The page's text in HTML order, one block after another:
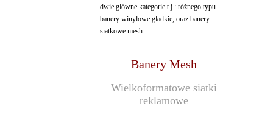
dwie główne kategorie t.j.: różnego typu
banery winylowe gładkie, oraz banery
siatkowe mesh
Banery Mesh
Wielkoformatowe siatki
reklamowe